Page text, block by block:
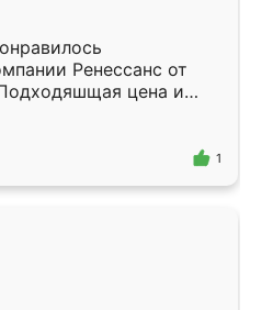
Ренессанс от
цена и
Приехавший
Владислав
эскизу самый
1